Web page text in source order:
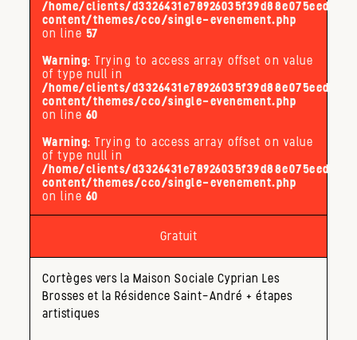
/home/clients/
content/themes/cco/single-evenement.php
on line 57
Warning: Trying to access array offset on value
of type null in
/home/clients/
content/themes/cco/single-evenement.php
on line 60
Warning: Trying to access array offset on value
of type null in
/home/clients/
content/themes/cco/single-evenement.php
on line 60
Gratuit
Cortèges vers la Maison Sociale Cyprian Les
Brosses et la Résidence Saint-André + étapes
artistiques